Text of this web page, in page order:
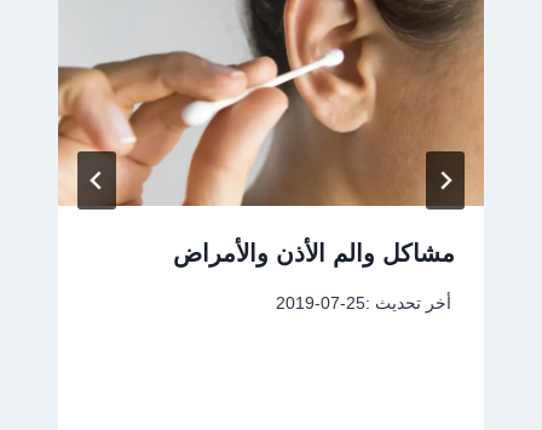
مشاكل والم الأذن والأمراض
أخر تحديث :2019-07-25